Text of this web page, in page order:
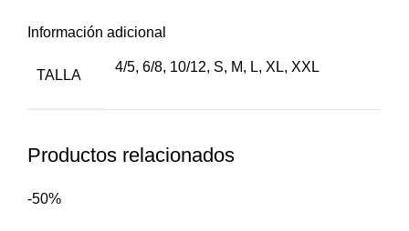
Información adicional
TALLA
4/5, 6/8, 10/12, S, M, L, XL, XXL
Productos relacionados
-50%